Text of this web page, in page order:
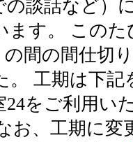
の談話など）
ます。 このた
の間の間仕切
。 工期は下記
をご利用い
お、工期に変